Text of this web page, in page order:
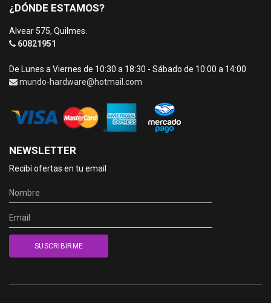
¿DÓNDE ESTAMOS?
Alvear 575, Quilmes.
60821951
De Lunes a Viernes de 10:30 a 18:30 - Sábado de 10:00 a 14:00
mundo-hardware@hotmail.com
NEWSLETTER
Recibí ofertas en tu email